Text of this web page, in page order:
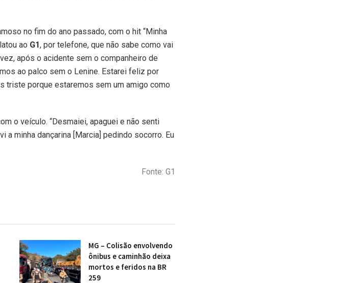
no fim do ano passado, com o hit “Minha
ao G1, por telefone, que não sabe como vai
após o acidente sem o companheiro de
ao palco sem o Lenine. Estarei feliz por
triste porque estaremos sem um amigo como
o veículo. “Desmaiei, apaguei e não senti
a minha dançarina [Marcia] pedindo socorro. Eu
Fonte: G1
MG – Colisão envolvendo
ônibus e caminhão deixa
mortos e feridos na BR
259